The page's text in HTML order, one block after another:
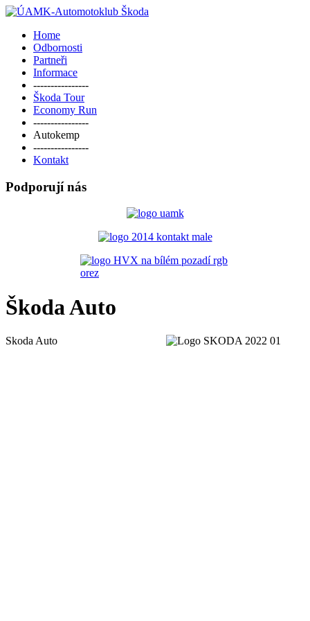
Home
Odbornosti
Partneři
Informace
----------------
Škoda Tour
Economy Run
----------------
Autokemp
----------------
Kontakt
Podporují nás
Škoda Auto
Skoda Auto